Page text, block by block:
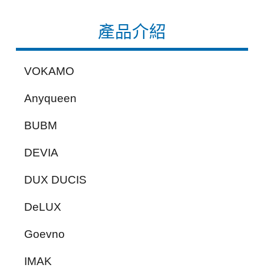
產品介紹
VOKAMO
Anyqueen
BUBM
DEVIA
DUX DUCIS
DeLUX
Goevno
IMAK